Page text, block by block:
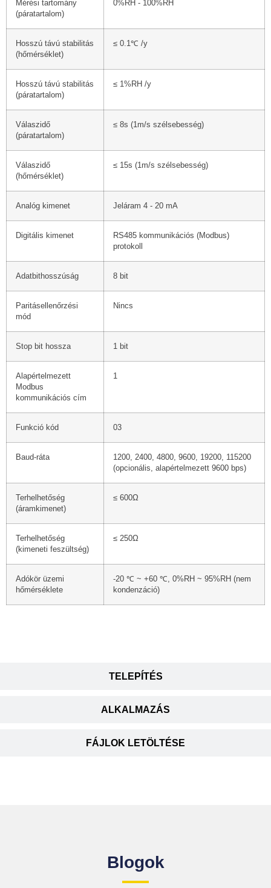
TELEPÍTÉS
ALKALMAZÁS
FÁJLOK LETÖLTÉSE
Mérési tartomány
(páratartalom)
0%RH - 100%RH
Hosszú távú stabilitás
(hőmérséklet)
≤ 0.1℃ /y
Hosszú távú stabilitás
(páratartalom)
≤ 1%RH /y
Válaszidő
(páratartalom)
≤ 8s (1m/s szélsebesség)
Válaszidő
(hőmérséklet)
≤ 15s (1m/s szélsebesség)
Analóg kimenet Jeláram 4 - 20 mA
Digitális kimenet
RS485 kommunikációs (Modbus)
protokoll
Adatbithosszúság 8 bit
Paritásellenőrzési
mód
Nincs
Stop bit hossza 1 bit
Alapértelmezett
Modbus
kommunikációs cím
1
Funkció kód 03
Baud-ráta
1200, 2400, 4800, 9600, 19200, 115200
(opcionális, alapértelmezett 9600 bps)
Terhelhetőség
(áramkimenet)
≤ 600Ω
Terhelhetőség
(kimeneti feszültség)
≤ 250Ω
Adókör üzemi
hőmérséklete
-20 ℃ ~ +60 ℃, 0%RH ~ 95%RH (nem
kondenzáció)
Blogok